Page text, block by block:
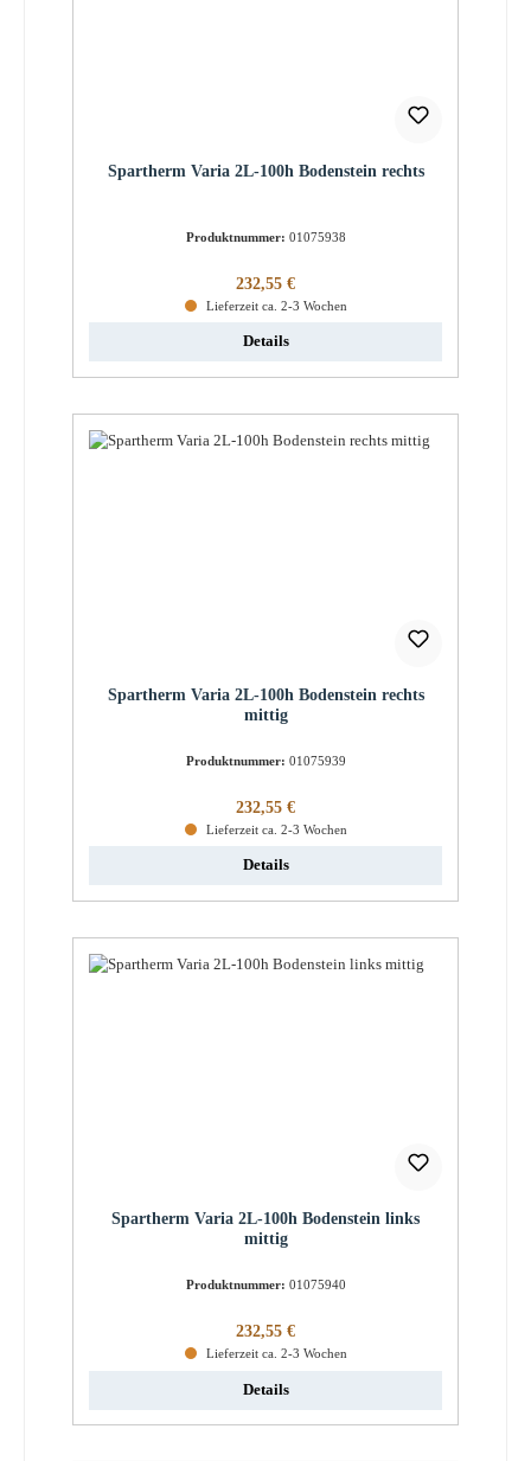
Spartherm Varia 2L-100h Bodenstein rechts
Produktnummer: 01075938
Regulärer Preis:
232,55 €
Lieferzeit ca. 2-3 Wochen
Details
Spartherm Varia 2L-100h Bodenstein rechts
mittig
Produktnummer: 01075939
Regulärer Preis:
232,55 €
Lieferzeit ca. 2-3 Wochen
Details
Spartherm Varia 2L-100h Bodenstein links
mittig
Produktnummer: 01075940
Regulärer Preis:
232,55 €
Lieferzeit ca. 2-3 Wochen
Details